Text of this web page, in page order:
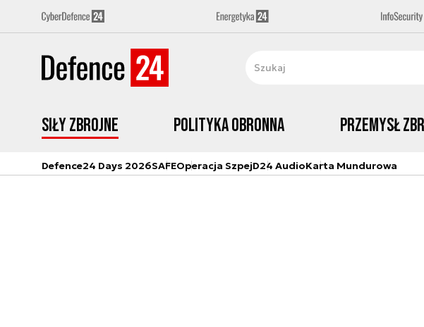
Siły zbrojne Polityka obronna Przemysł
Defence24 Days 2026SAFEOperacja SzpejD24 AudioKarta Mundurowa